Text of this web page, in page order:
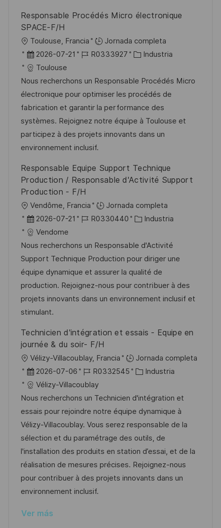
b
c
a
n
o
Responsable Procédés Micro électronique
SPACE-F/H
U
b
c
a
c
i
ó
n
Toulouse, Francia
Jornada completa
F
e
c
h
a
d
e
p
b
i
c
a
2026-07-21
I
d
e
e
m
p
l
o
R0333927
C
t
e
g
o
r
Industria
Toulouse
Nous recherchons un Responsable Procédés Micro
électronique pour optimiser les procédés de
fabrication et garantir la performance des
systèmes. Rejoignez notre équipe à Toulouse et
participez à des projets innovants dans un
environnement inclusif.
Responsable Equipe Support Technique
Production / Responsable d'Activité Support
Production - F/H
U
b
c
a
c
i
ó
n
Vendôme, Francia
Jornada completa
F
e
c
h
a
d
e
p
b
c
a
2026-07-21
I
d
e
e
m
p
o
R0330440
C
t
e
g
o
r
Industria
Vendome
Nous recherchons un Responsable d'Activité
Support Technique Production pour diriger une
équipe dynamique et assurer la qualité de
production. Rejoignez-nous pour contribuer à des
projets innovants dans un environnement inclusif et
stimulant.
Technicien d'intégration et essais - Equipe en
journée & du soir- F/H
U
b
c
a
c
i
ó
n
Vélizy-Villacoublay, Francia
Jornada completa
F
e
c
h
a
d
e
p
u
b
i
2026-07-06
I
D
d
e
e
m
p
l
e
o
R0332545
C
t
e
g
o
r
í
a
Industria
Vélizy-Villacoublay
Nous recherchons un Technicien d'intégration et
essais pour rejoindre notre équipe dynamique à
Vélizy-Villacoublay. Vous serez responsable de la
sélection et du paramétrage des outils, de
l'installation des produits en station d’essai, et de la
réalisation de mesures précises. Rejoignez-nous
pour contribuer à des projets innovants dans un
environnement inclusif.
Ver más